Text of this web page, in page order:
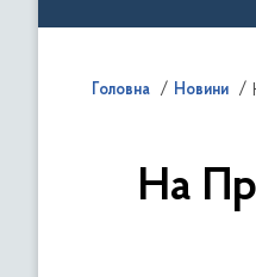
Головна Новини
На